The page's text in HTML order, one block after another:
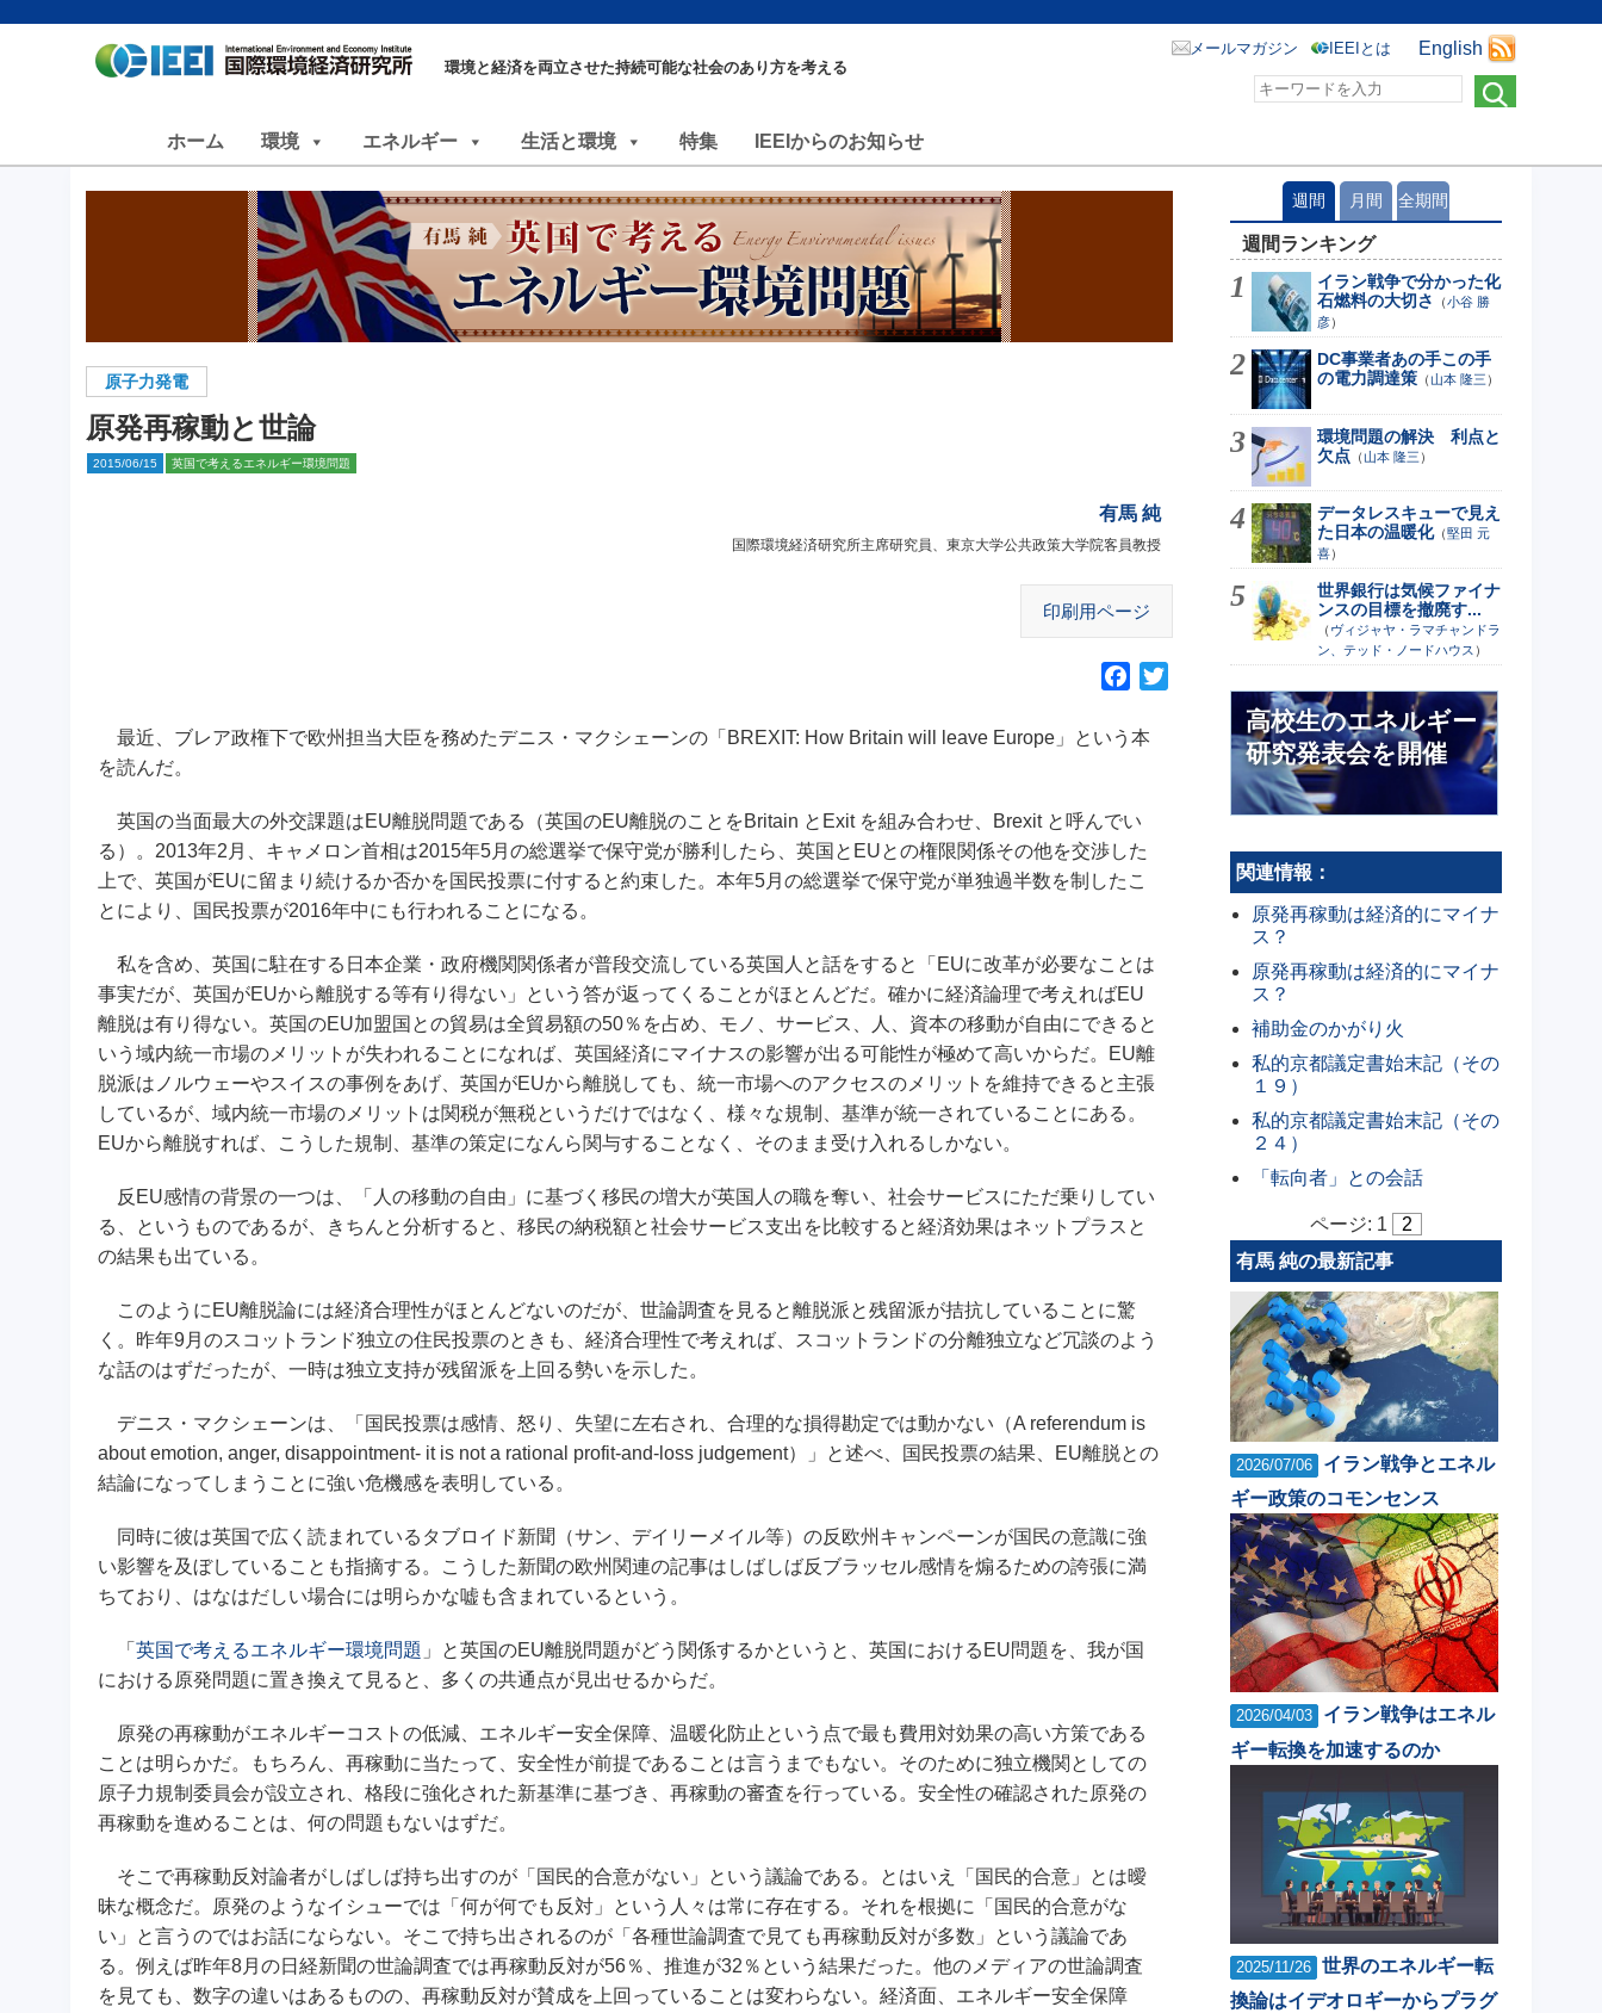
環境と経済を両立させた持続可能な社会のあり方を考える
English
メールマガジン IEEIとは
ホーム 環境 エネルギー 生活と環境 特集 IEEIからのお知らせ
原子力発電
原発再稼動と世論
2015/06/15 英国で考えるエネルギー環境問題
有馬 純
国際環境経済研究所主席研究員、東京大学公共政策大学院客員教授
印刷用ページ
c
o
o
k
最近、ブレア政権下で欧州担当大臣を務めたデニス・マクシェーンの「BREXIT: How Britain will leave Europe」という本
を読んだ。
英国の当面最大の外交課題はEU離脱問題である（英国のEU離脱のことをBritain とExit を組み合わせ、Brexit と呼んでい
る）。2013年2月、キャメロン首相は2015年5月の総選挙で保守党が勝利したら、英国とEUとの権限関係その他を交渉した
上で、英国がEUに留まり続けるか否かを国民投票に付すると約束した。本年5月の総選挙で保守党が単独過半数を制したこ
とにより、国民投票が2016年中にも行われることになる。
私を含め、英国に駐在する日本企業・政府機関関係者が普段交流している英国人と話をすると「EUに改革が必要なことは
事実だが、英国がEUから離脱する等有り得ない」という答が返ってくることがほとんどだ。確かに経済論理で考えればEU
離脱は有り得ない。英国のEU加盟国との貿易は全貿易額の50％を占め、モノ、サービス、人、資本の移動が自由にできると
いう域内統一市場のメリットが失われることになれば、英国経済にマイナスの影響が出る可能性が極めて高いからだ。EU離
脱派はノルウェーやスイスの事例をあげ、英国がEUから離脱しても、統一市場へのアクセスのメリットを維持できると主張
しているが、域内統一市場のメリットは関税が無税というだけではなく、様々な規制、基準が統一されていることにある。
EUから離脱すれば、こうした規制、基準の策定になんら関与することなく、そのまま受け入れるしかない。
反EU感情の背景の一つは、「人の移動の自由」に基づく移民の増大が英国人の職を奪い、社会サービスにただ乗りしてい
る、というものであるが、きちんと分析すると、移民の納税額と社会サービス支出を比較すると経済効果はネットプラスと
の結果も出ている。
このようにEU離脱論には経済合理性がほとんどないのだが、世論調査を見ると離脱派と残留派が拮抗していることに驚
く。昨年9月のスコットランド独立の住民投票のときも、経済合理性で考えれば、スコットランドの分離独立など冗談のよう
な話のはずだったが、一時は独立支持が残留派を上回る勢いを示した。
デニス・マクシェーンは、「国民投票は感情、怒り、失望に左右され、合理的な損得勘定では動かない（A referendum is
about emotion, anger, disappointment- it is not a rational profit-and-loss judgement）」と述べ、国民投票の結果、EU離脱との
結論になってしまうことに強い危機感を表明している。
同時に彼は英国で広く読まれているタブロイド新聞（サン、デイリーメイル等）の反欧州キャンペーンが国民の意識に強
い影響を及ぼしていることも指摘する。こうした新聞の欧州関連の記事はしばしば反ブラッセル感情を煽るための誇張に満
ちており、はなはだしい場合には明らかな嘘も含まれているという。
「 英国で考えるエネルギー環境問題 」と英国のEU離脱問題がどう関係するかというと、英国におけるEU問題を、我が国
における原発問題に置き換えて見ると、多くの共通点が見出せるからだ。
原発の再稼動がエネルギーコストの低減、エネルギー安全保障、温暖化防止という点で最も費用対効果の高い方策である
ことは明らかだ。もちろん、再稼動に当たって、安全性が前提であることは言うまでもない。そのために独立機関としての
原子力規制委員会が設立され、格段に強化された新基準に基づき、再稼動の審査を行っている。安全性の確認された原発の
再稼動を進めることは、何の問題もないはずだ。
そこで再稼動反対論者がしばしば持ち出すのが「国民的合意がない」という議論である。とはいえ「国民的合意」とは曖
昧な概念だ。原発のようなイシューでは「何が何でも反対」という人々は常に存在する。それを根拠に「国民的合意がな
い」と言うのではお話にならない。そこで持ち出されるのが「各種世論調査で見ても再稼動反対が多数」という議論であ
る。例えば昨年8月の日経新聞の世論調査では再稼動反対が56％、推進が32％という結果だった。他のメディアの世論調査
を見ても、数字の違いはあるものの、再稼動反対が賛成を上回っていることは変わらない。経済面、エネルギー安全保障
週間 月間 全期間
週間ランキング
イラン戦争で分かった化
石燃料の大切さ
（小谷 勝
彦）
DC事業者あの手この手
の電力調達策 （山本 隆三 ）
環境問題の解決 利点と
欠点 （山本 隆三 ）
データレスキューで見え
た日本の温暖化（堅田 元
喜）
世界銀行は気候ファイナ
ンスの目標を撤廃す...
（ ヴィジャヤ・ラマチャンドラ
ン、テッド・ノードハウス ）
高校生のエネルギー
研究発表会を開催
関連情報：
原発再稼動は経済的にマイナ
ス？
原発再稼動は経済的にマイナ
ス？
補助金のかがり火
私的京都議定書始末記（その
１９）
私的京都議定書始末記（その
２４）
「転向者」との会話
ページ: 1
2
有馬 純の最新記事
2026/07/06
イラン戦争とエネル
ギー政策のコモンセンス
2026/04/03
イラン戦争はエネル
ギー転換を加速するのか
2025/11/26 世界のエネルギー転
換論はイデオロギーからプラグ